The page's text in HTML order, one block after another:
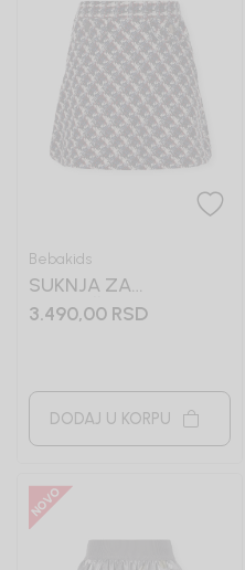
Bebakids
SUKNJA ZA
DEVOJČICE LJILJANA
3.490,00 RSD
DODAJ U KORPU